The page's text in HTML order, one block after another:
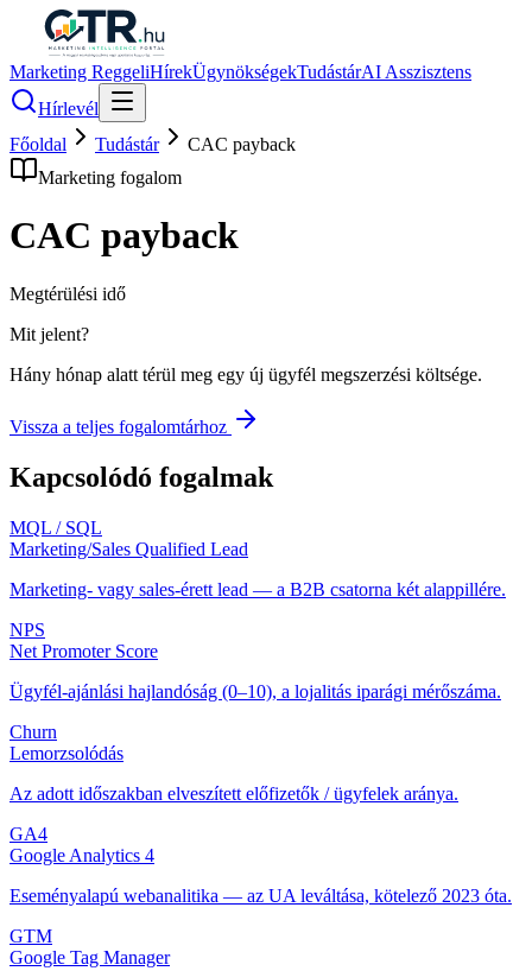
Marketing ReggeliHírekÜgynökségekTudástárAI Asszisztens
Hírlevél
Főoldal
Tudástár
CAC payback
Marketing fogalom
CAC payback
Megtérülési idő
Mit jelent?
Hány hónap alatt térül meg egy új ügyfél megszerzési költsége.
Vissza a teljes fogalomtárhoz
Kapcsolódó fogalmak
MQL / SQL
Marketing/Sales Qualified Lead
Marketing- vagy sales-érett lead — a B2B csatorna két alappillére.
NPS
Net Promoter Score
Ügyfél-ajánlási hajlandóság (0–10), a lojalitás iparági mérőszáma.
Churn
Lemorzsolódás
Az adott időszakban elveszített előfizetők / ügyfelek aránya.
GA4
Google Analytics 4
Eseményalapú webanalitika — az UA leváltása, kötelező 2023 óta.
GTM
Google Tag Manager